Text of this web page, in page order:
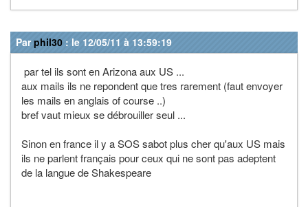
Parphil30 : le 12/05/11 à 13:59:19
par tel ils sont en Arizona aux US ...
aux mails ils ne repondent que tres rarement (faut envoyer
les mails en anglais of course ..)
bref vaut mieux se débrouiller seul ...
Sinon en france il y a SOS sabot plus cher qu'aux US mais
ils ne parlent français pour ceux qui ne sont pas adeptent
de la langue de Shakespeare